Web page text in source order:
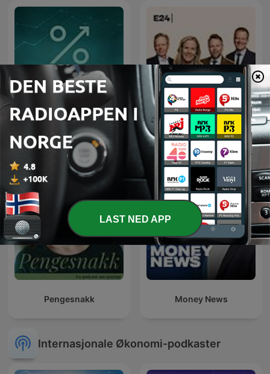
Utbytte Penger, pølser og politikk
Pengesnakk Money News
Internasjonale Økonomi-podkaster
LAST NED APP